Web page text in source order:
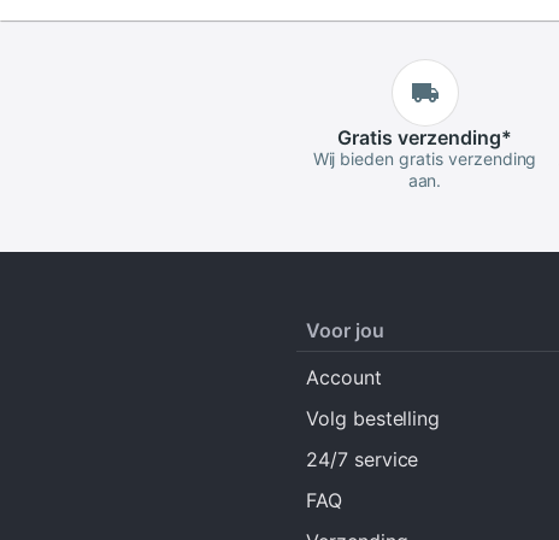
Gratis verzending*
Wij bieden gratis verzending
aan.
Voor jou
Account
Volg bestelling
24/7 service
FAQ